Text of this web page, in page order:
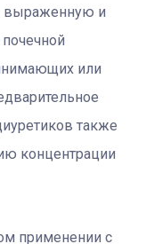
выраженную и
или
также
концентрации
применении с